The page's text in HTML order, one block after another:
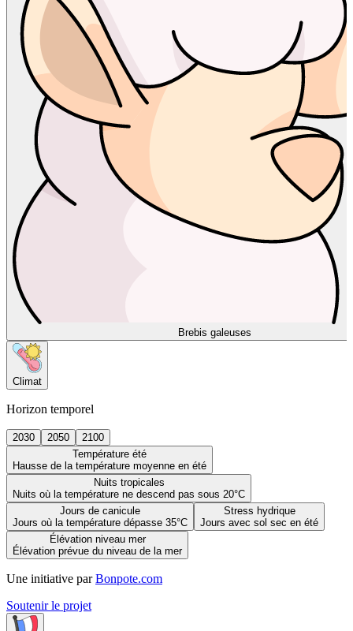
Brebis galeuses
Climat
Horizon temporel
2030 2050
2100
Température été
Hausse de la température moyenne en été
Nuits tropicales
Nuits où la température ne descend pas sous 20°C
Jours de canicule
Jours où la température dépasse 35°C
Stress hydrique
Jours avec sol sec en été
Élévation niveau mer
Élévation prévue du niveau de la mer
Une initiative par Bonpote.com
Soutenir le projet